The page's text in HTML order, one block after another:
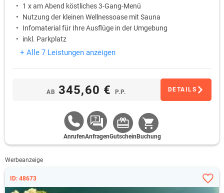
1 x am Abend köstliches 3-Gang-Menü
Nutzung der kleinen Wellnessoase mit Sauna
Infomaterial für Ihre Ausflüge in der Umgebung
inkl. Parkplatz
+ Alle 7 Leistungen anzeigen
AB 345,60 € P.P. DETAILS
AnrufenAnfragenGutschein Buchung
Werbeanzeige
ID: 48673